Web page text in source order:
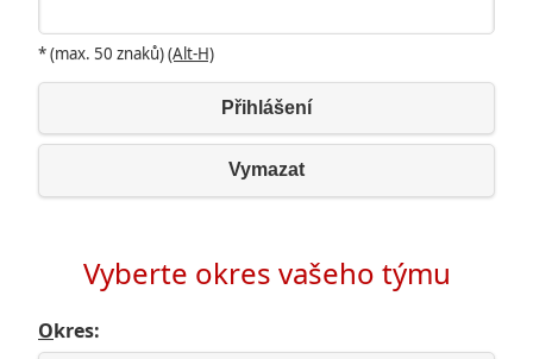
* (max. 50 znaků)(Alt-H)
Přihlášení
Vymazat
Vyberte okres vašeho týmu
Okres: